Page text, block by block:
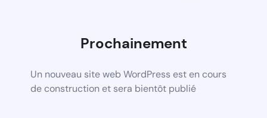
Prochainement
Un nouveau site web WordPress est en cours
de construction et sera bientôt publié